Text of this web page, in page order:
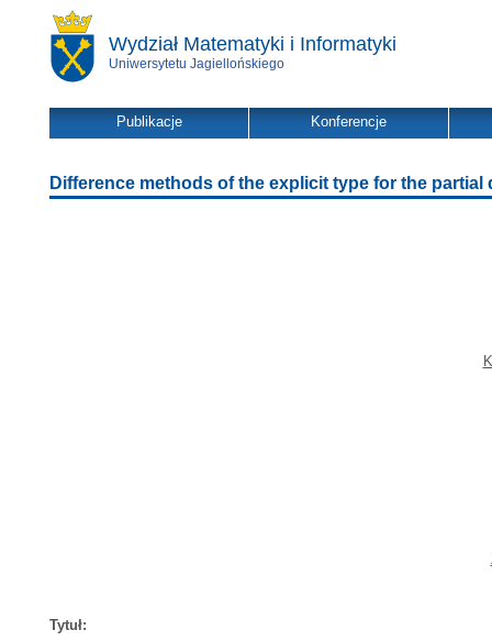
Wydział Matematyki i Informatyki
Uniwersytetu Jagiellońskiego
Publikacje Konferencje
Difference methods of the explicit type for the
Tytuł: